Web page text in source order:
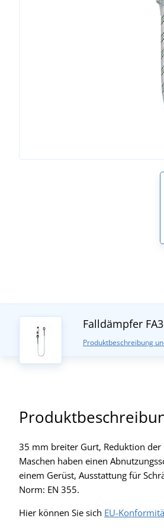
Falldämpfer
Produktbeschreibung
35 mm breiter Gurt, Reduktion der
Maschen haben einen
einem Gerüst, Ausstattung für
Norm: EN 355.
Hier können Sie sich EU-